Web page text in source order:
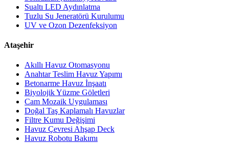
Sualtı LED Aydınlatma
Tuzlu Su Jeneratörü Kurulumu
UV ve Ozon Dezenfeksiyon
Ataşehir
Akıllı Havuz Otomasyonu
Anahtar Teslim Havuz Yapımı
Betonarme Havuz İnşaatı
Biyolojik Yüzme Göletleri
Cam Mozaik Uygulaması
Doğal Taş Kaplamalı Havuzlar
Filtre Kumu Değişimi
Havuz Çevresi Ahşap Deck
Havuz Robotu Bakımı